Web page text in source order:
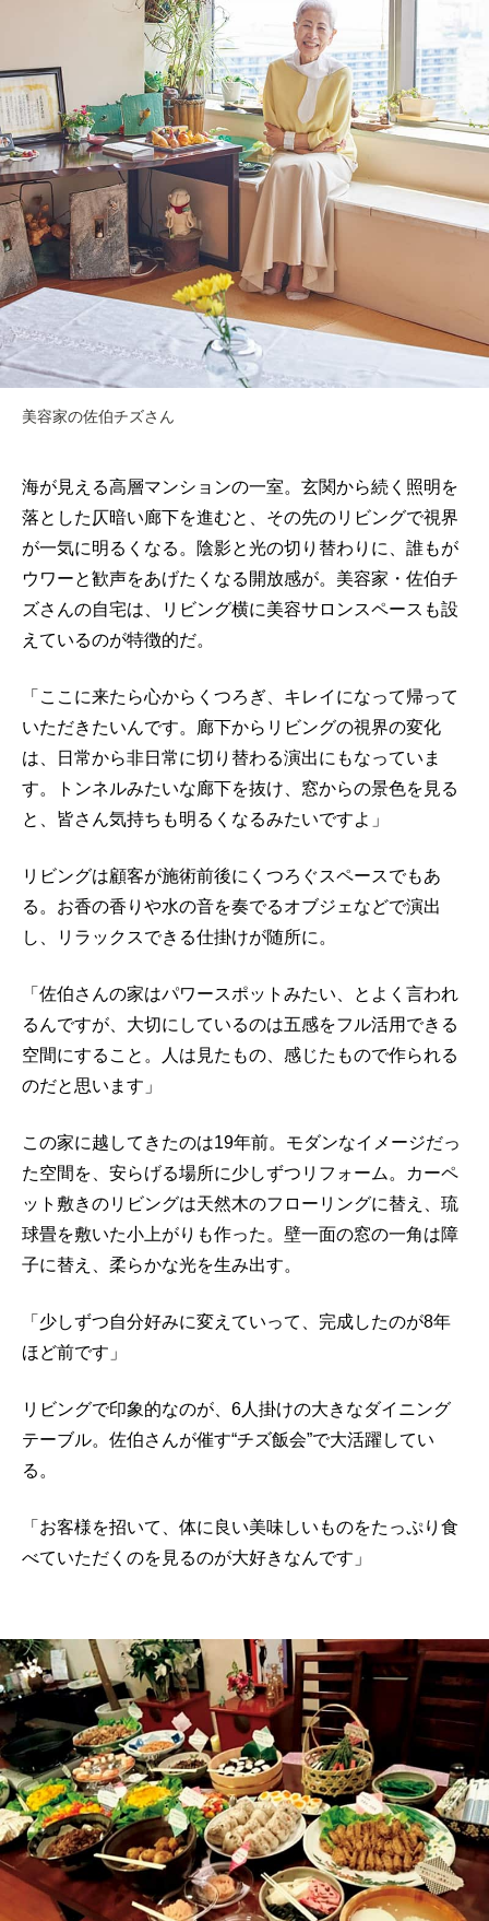
美容家の佐伯チズさん
海が見える高層マンションの一室。玄関から続く照明を
落とした仄暗い廊下を進むと、その先のリビングで視界
が一気に明るくなる。陰影と光の切り替わりに、誰もが
ウワーと歓声をあげたくなる開放感が。美容家・佐伯チ
ズさんの自宅は、リビング横に美容サロンスペースも設
えているのが特徴的だ。
「ここに来たら心からくつろぎ、キレイになって帰って
いただきたいんです。廊下からリビングの視界の変化
は、日常から非日常に切り替わる演出にもなっていま
す。トンネルみたいな廊下を抜け、窓からの景色を見る
と、皆さん気持ちも明るくなるみたいですよ」
リビングは顧客が施術前後にくつろぐスペースでもあ
る。お香の香りや水の音を奏でるオブジェなどで演出
し、リラックスできる仕掛けが随所に。
「佐伯さんの家はパワースポットみたい、とよく言われ
るんですが、大切にしているのは五感をフル活用できる
空間にすること。人は見たもの、感じたもので作られる
のだと思います」
この家に越してきたのは19年前。モダンなイメージだっ
た空間を、安らげる場所に少しずつリフォーム。カーペ
ット敷きのリビングは天然木のフローリングに替え、琉
球畳を敷いた小上がりも作った。壁一面の窓の一角は障
子に替え、柔らかな光を生み出す。
「少しずつ自分好みに変えていって、完成したのが8年
ほど前です」
リビングで印象的なのが、6人掛けの大きなダイニング
テーブル。佐伯さんが催す“チズ飯会”で大活躍してい
る。
「お客様を招いて、体に良い美味しいものをたっぷり食
べていただくのを見るのが大好きなんです」